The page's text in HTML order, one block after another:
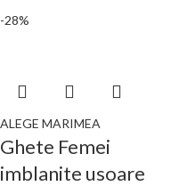
-28%
ALEGE MARIMEA
Ghete Femei
imblanite usoare